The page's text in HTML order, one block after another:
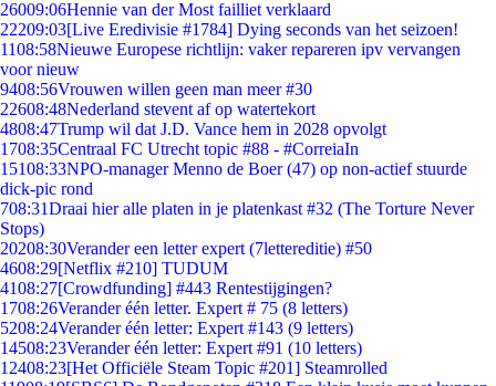
26009:06Hennie van der Most failliet verklaard
22209:03[Live Eredivisie #1784] Dying seconds van het seizoen!
1108:58Nieuwe Europese richtlijn: vaker repareren ipv vervangen
voor nieuw
9408:56Vrouwen willen geen man meer #30
22608:48Nederland stevent af op watertekort
4808:47Trump wil dat J.D. Vance hem in 2028 opvolgt
1708:35Centraal FC Utrecht topic #88 - #CorreiaIn
15108:33NPO-manager Menno de Boer (47) op non-actief stuurde
dick-pic rond
708:31Draai hier alle platen in je platenkast #32 (The Torture Never
Stops)
20208:30Verander een letter expert (7lettereditie) #50
4608:29[Netflix #210] TUDUM
4108:27[Crowdfunding] #443 Rentestijgingen?
1708:26Verander één letter. Expert # 75 (8 letters)
5208:24Verander één letter: Expert #143 (9 letters)
14508:23Verander één letter: Expert #91 (10 letters)
12408:23[Het Officiële Steam Topic #201] Steamrolled